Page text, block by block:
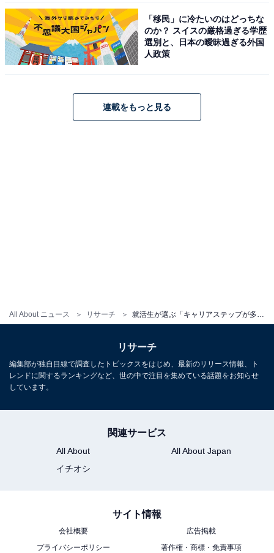
All About ニュース リサーチ
開局6周年を迎えたインターネットテレビ・ビデオオン
ネット投票サービス「WINTICKET」、スマートフォン
向けのゲーム「グランブルーファンタジー」などで好調
な業績を上げています。
いるスピード感から、将来的なキャリアステップが多様
であると受け取られているのではないでしょうか。
第1位：「アクセンチュア」81票
「移民」に冷たいのはどっちな
のか？ スイスの厳格過ぎる学歴
選別と、日本の曖昧過ぎる外国
人政策
連載をもっと見る
リサーチ
編集部が独自目線で調査したトピックスをはじめ、最新のリリース情報、ト
レンドに関するランキングなど、世の中で注目を集めている話題をお知らせ
しています。
関連サービス
All About
All About Japan
イチオシ
サイト情報
会社概要
広告掲載
プライバシーポリシー
著作権・商標・免責事項